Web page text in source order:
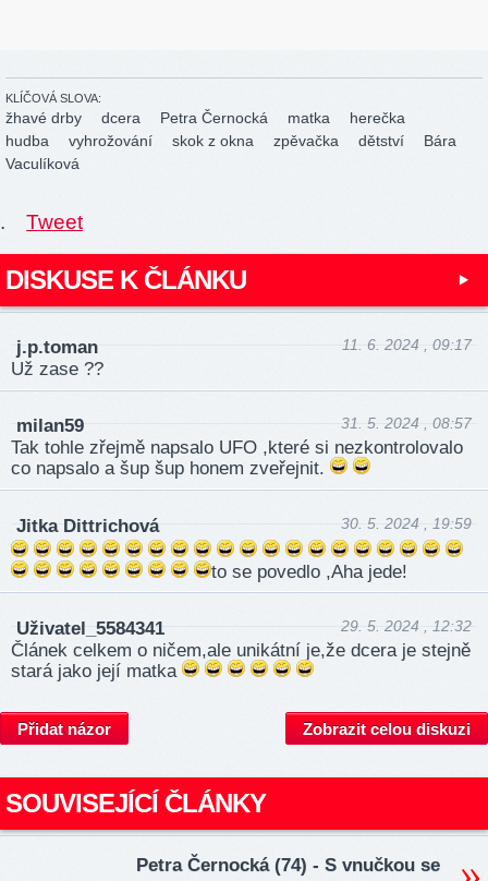
KLÍČOVÁ SLOVA:
žhavé drby dcera Petra Černocká matka
herečka
hudba
vyhrožování skok z okna zpěvačka dětství
Bára
Vaculíková
. Tweet
DISKUSE K ČLÁNKU
j.p.toman 11. 6. 2024 , 09:17
Už zase ??
milan59 31. 5. 2024 , 08:57
Tak tohle zřejmě napsalo UFO ,které si nezkontrolovalo
co napsalo a šup šup honem zveřejnit.
Jitka Dittrichová 30. 5. 2024 , 19:59
to se povedlo ,Aha jede!
Uživatel_5584341 29. 5. 2024 , 12:32
Článek celkem o ničem,ale unikátní je,že dcera je stejně
stará jako její matka
Přidat názor Zobrazit celou diskuzi
SOUVISEJÍCÍ ČLÁNKY
Petra Černocká (74) - S vnučkou se